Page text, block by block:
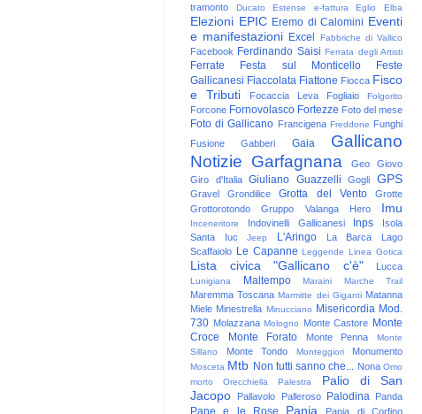
tramonto
Ducato Estense e-fattura Eglio Elba
Elezioni EPIC Eremo di Calomini Eventi
e manifestazioni Excel Fabbriche di Vallico
Facebook Ferdinando Saisi Ferrata degli Artisti
Ferrate Festa sul Monticello
Feste
Gallicanesi Fiaccolata Fiattone Fiocca Fisco
e Tributi
Focaccia Leva Fogliaio Folgorito
Forcone Fornovolasco Fortezze Foto del mese
Foto di Gallicano Francigena Freddone Funghi
Fusione
Gabberi Gaia
Gallicano
Notizie Garfagnana Geo
Giovo
Giro d'Italia
Giuliano Guazzelli Gogli GPS
Gravel Grondilice Grotta del Vento
Grotte
Grottorotondo
Gruppo Valanga Hero Imu
Inceneritore Indovinelli Gallicanesi Inps
Isola
Santa
Iuc Jeep L'Aringo La Barca
Lago
Scaffaiolo Le Capanne Leggende Linea Gotica
Lista civica "Gallicano c'è" Lucca
Lunigiana Maltempo Maraini Marche Trail
Maremma Toscana Marmitte dei Giganti Matanna
Miele Minestrella Minucciano Misericordia Mod.
730 Molazzana Mologno Monte Castore Monte
Croce
Monte Forato Monte Penna
Monte
Sillano
Monte Tondo Monteggiori Monumento
Mosceta Mtb Non tutti sanno che... Nona Omo
morto
Orecchiella Palestra
Palio di San
Jacopo
Pallavolo Palleroso Palodina Panda
Pane e le Rose Pania
Pania di Corfino